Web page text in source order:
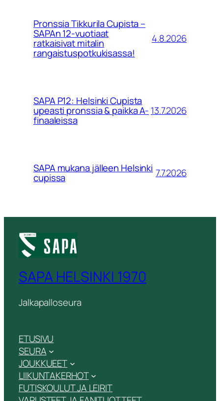
Pronssia Tikkurila Cupista –
SAPAn 12-vuotiaat
ratkaisivat mitalin
rangaistuspotkukisassa!
4.8.2026
SAPA P12: Helsinki Cupista
upeasti pronssia & paikka A-
finaaleissa
13.7.2026
SAPA mukana jälleen Helsinki
cupissa 7.7.2026
SAPA HELSINKI 1970
Jalkapalloseura
ETUSIVU
SEURA
JOUKKUEET
LIIKUNTAKERHOT
FUTISKOULUT JA LEIRIT